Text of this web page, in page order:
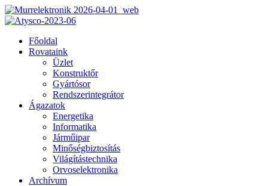
Főoldal
Rovataink
Üzlet
Konstruktőr
Gyártósor
Rendszerintegrátor
Ágazatok
Energetika
Informatika
Járműipar
Minőségbiztosítás
Világítástechnika
Orvoselektronika
Archívum